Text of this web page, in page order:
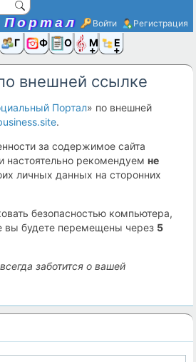
Портал Войти Регистрация
Группы
Фото Ещё
внешней ссылке
Портал» по внешней
.
за содержимое сайта
и настоятельно рекомендуемне
личных данных на сторонних
безопасностью компьютера,
вы будете перемещены через 5
заботится о вашей